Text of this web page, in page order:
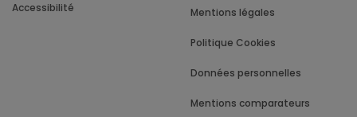
Accessibilité Mentions légales
Politique Cookies
Données personnelles
Mentions comparateurs